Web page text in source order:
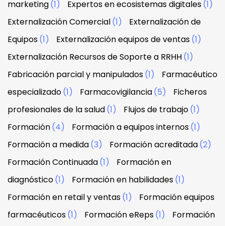
marketing(1) Expertos en ecosistemas digitales(1)
Externalización Comercial(1)
Externalización de
Equipos(1) Externalización equipos de ventas(1)
Externalización Recursos de Soporte a RRHH(1)
Fabricación parcial y manipulados(1)
Farmacéutico
especializado(1) Farmacovigilancia(5)
Ficheros
profesionales de la salud(1) Flujos de trabajo(1)
Formación(4) Formación a equipos internos(1)
Formación a medida(3) Formación acreditada(2)
Formación Continuada(1)
Formación en
diagnóstico(1) Formación en habilidades(1)
Formación en retail y ventas(1)
Formación equipos
farmacéuticos(1) Formación eReps(1)
Formación